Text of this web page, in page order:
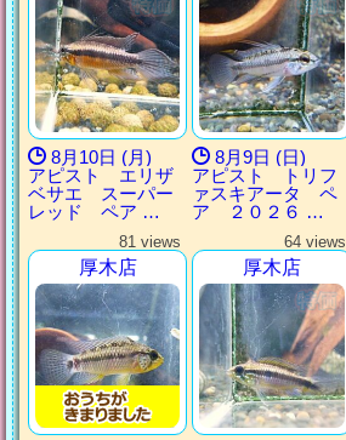
8月10日 (月)
アピスト エリザ
ベサエ スーパー
レッド ペア …
8月9日 (日)
アピスト トリフ
ァスキアータ ペ
ア ２０２６ …
81 views
厚木店
64 views
厚木店